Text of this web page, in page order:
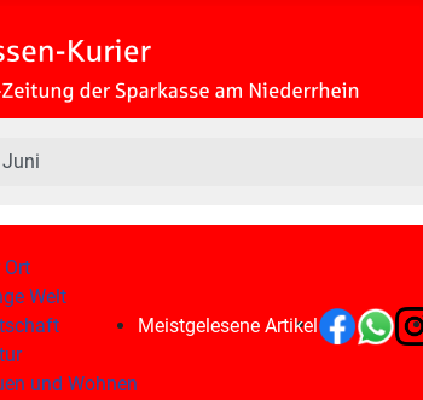
Juni
Ort
Welt
und Wohnen
Meistgelesene Artikel